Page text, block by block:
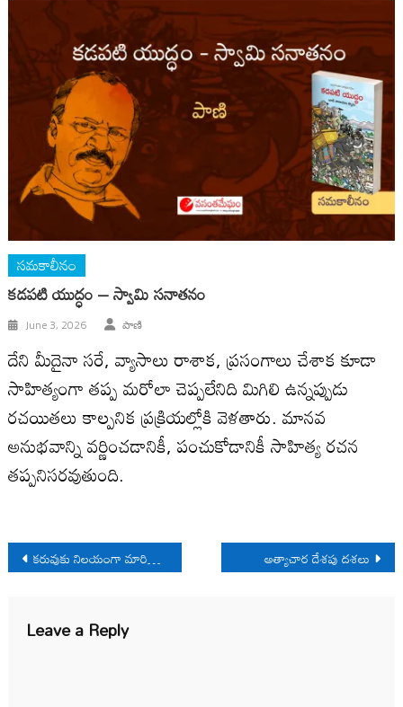
సమకాలీనం
కడపటి యుద్ధం – స్వామి సనాతనం
June 3, 2026 పాణి
దేని మీదైనా సరే, వ్యాసాలు రాశాక, ప్రసంగాలు చేశాక కూడా
సాహిత్యంగా త‌ప్ప మ‌రోలా చెప్ప‌లేనిది మిగిలి ఉన్నప్పుడు
రచయితలు కాల్పనిక ప్రక్రియల్లోకి వెళతారు. మానవ
అనుభవాన్ని వర్ణించడానికీ, పంచుకోడానికీ సాహిత్య రచన
తప్పనిసరవుతుంది.
Post
navigation
కరువుకు నిలయంగా మారిన ఉమ్మడి అనంతపురం జిల్లా అత్యాచార దేశపు దశలు
Leave a Reply